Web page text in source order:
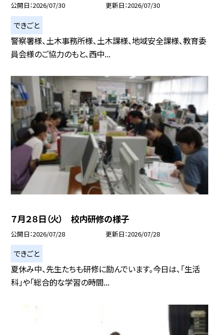
公開日 2026/07/30 更新日 2026/07/30
できごと
警察署様、土木事務所様、土木課様、地域安全課様、教育委
員会様のご協力のもと、西中...
７月２８日（火） 校内研修の様子
公開日 2026/07/28 更新日 2026/07/28
できごと
夏休み中、先生たちも研修に励んでいます。今日は、「生活
科」や「総合的な学習の時間...